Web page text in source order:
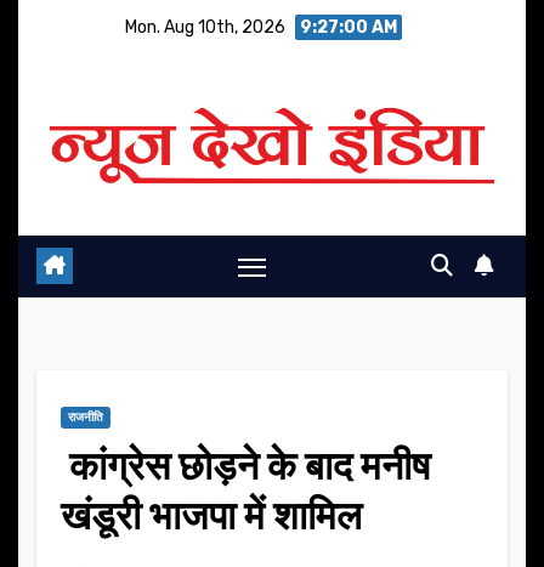
Mon. Aug 10th, 2026 9:27:01 AM
राजनीति
कांग्रेस छोड़ने के बाद मनीष
खंडूरी भाजपा में शामिल